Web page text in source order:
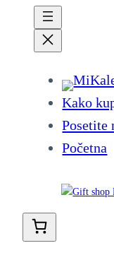
Kako
Posetite
Početna